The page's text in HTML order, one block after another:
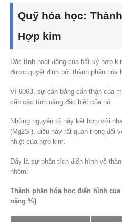
Quỹ hóa học:
Hợp kim
Đặc tính hoạt động của bất kỳ hợp
được quyết định bởi thành phần hóa
Vì 6063, sự cân bằng cẩn thận của
cấp các tính năng đặc biệt của nó.
Những nguyên tố này kết hợp với
(Mg2Si), điều này rất quan trọng đối
nhiệt của hợp kim.
Đây là sự phân tích điển hình về
nhôm:
Thành phần hóa học điển hình
nặng %)